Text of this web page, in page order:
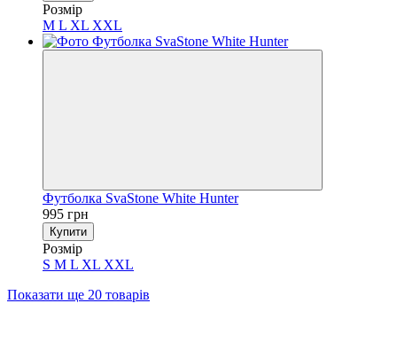
Розмір
M L XL XXL
Футболка SvaStone White Hunter
995 грн
Купити
Розмір
S M L XL XXL
Показати ще 20 товарів